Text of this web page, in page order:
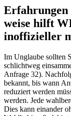
Erfahrungen
weise hilft
inoffizieller
Im Unglaube sollten
schlichtweg
Anfrage 32).
bekannt, bis wann
reduziert werden
werden. Jede
Dies kann einander